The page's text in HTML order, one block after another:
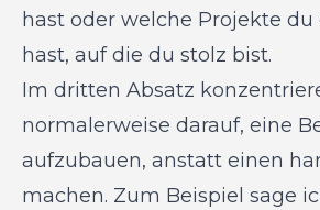
hast oder welche Projekte
hast, auf die du stolz bist.
Im dritten Absatz
normalerweise darauf, eine
aufzubauen, anstatt einen
machen. Zum Beispiel sage